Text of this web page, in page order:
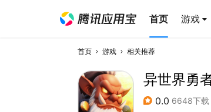
首页 游戏
首页 游戏 相关推荐
异世界勇
0.0 6648下载